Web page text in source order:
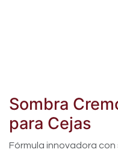
Sombra
para Cejas
Fórmula innovadora